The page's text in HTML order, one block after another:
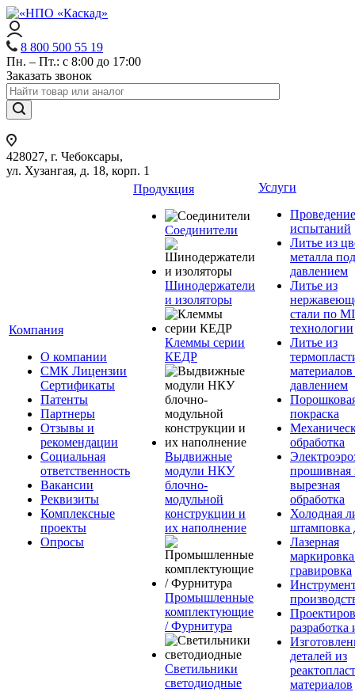
8 800 500 55 19
Пн. – Пт.: с 8:00 до 17:00
Заказать звонок
428027, г. Чебоксары,
ул. Хузангая, д. 18, корп. 1
Компания
О компании
СМК Лицензии
Сертификаты
Патенты
Партнеры
Отзывы и
рекомендации
Социальная
ответственность
Вакансии
Реквизиты
Комплексные
проекты
Опросы
Продукция
Соединители
Шинодержатели
и изоляторы
Клеммы серии
КЕДР
Выдвижные
модули НКУ
блочно-
модульной
конструкции и
их наполнение
Промышленные
комплектующие
/ Фурнитура
Светильники
светодиодные
Услуги
Проведение
испытаний
Литье из
металла под
давлением
Литье из
стали по
технологии
Литье из
давлением
покраска
обработка
прошивная
вырезная
обработка
Холодная
штамповка
Лазерная
гравировка
разработка
деталей из
материалов